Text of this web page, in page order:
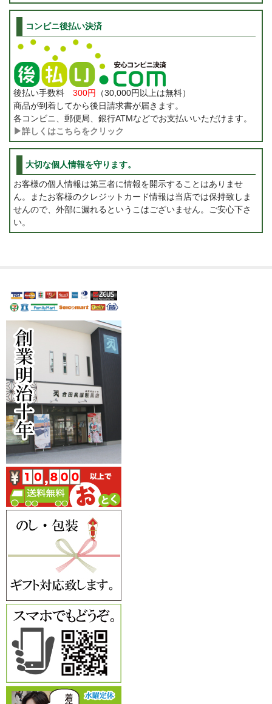
コンビニ後払い決済
後払い手数料 300円
（30,000円以上は無料）
商品が到着してから後日請求書が届きます。
各コンビニ、郵便局、銀行ATMなどでお支払いいただけます。
▶詳しくはこちらをクリック
大切な個人情報を守ります。
お客様の個人情報は第三者に情報を開示することはありませ
ん。またお客様のクレジットカード情報は当店では保持致しま
せんので、外部に漏れるというこはございません。ご安心下さ
い。